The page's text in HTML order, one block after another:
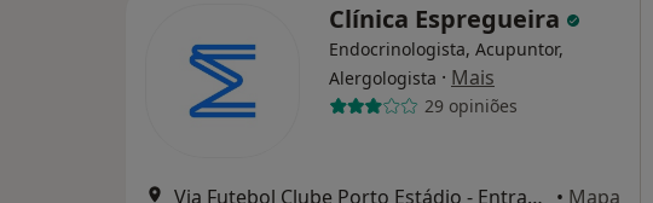
Clínica Espregueira
Endocrinologista, Acupuntor,
Alergologista · Mais
29 opiniões
Via Futebol Clube Porto Estádio - Entrada Nascente, piso -3, Porto • Mapa